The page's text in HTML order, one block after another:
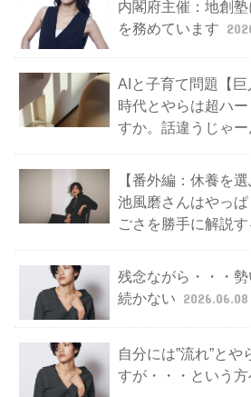
内閣府主催：地創
を務めています
AIと子育て問題【
時代とやらは超ハ
すか。話違うじゃー
【番外編：休養を
池風磨さんはやっ
ごさを勝手に解説す
残念ながら・・・
続かない 2026.06.08
自分には”流れ”と
すが・・・という方